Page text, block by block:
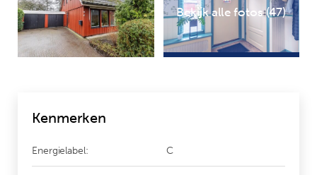
Bekijk alle fotos (47)
Kenmerken
Energielabel: C